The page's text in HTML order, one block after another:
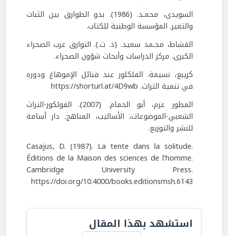
السويدي، محمـد. (1986). بدو الطوارق بين الثبات
والتغير. المؤسسة الوطنية للكتاب.
القشاط، محـمد سعيد. (د. ت.). التوارق عرب الصحراء
الكبرى. مركز الدراسات وأبحاث شؤون الصحراء.
كريبع، نسيمة. الفلكلور عند قبائل الإموهاغ ودوره
في تنمية التراث. https://shorturl.at/4D9wb
المطور عزم، أبو الحمام. (2007). الفولكور-التراث
الشعبي-الموضوعات، الأساليب، المناهج. دار أسامة
للنشر والتوزيع.
Casajus, D. (1987). La tente dans la solitude.
Éditions de la Maison des sciences de l’homme.
Cambridge University Press.
https://doi.org/10.4000/books.editionsmsh.6143
استشهد بهذا المقال